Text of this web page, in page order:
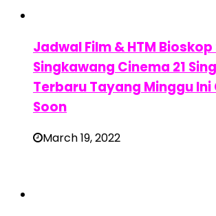
Jadwal Film & HTM Bioskop
Singkawang Cinema 21
Terbaru Tayang Minggu Ini
Soon
March 19, 2022